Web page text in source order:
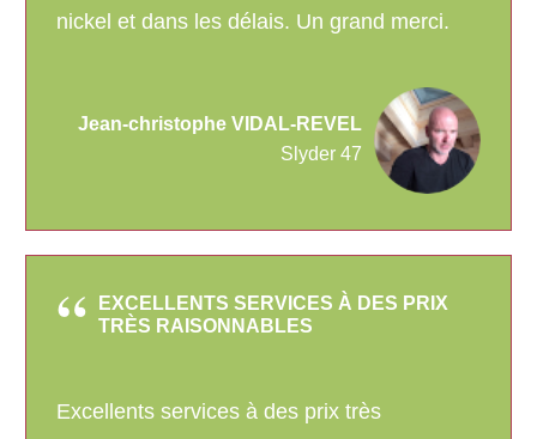
nickel et dans les délais. Un grand merci.
Jean-christophe VIDAL-REVEL
Slyder 47
EXCELLENTS SERVICES À DES PRIX
TRÈS RAISONNABLES
Excellents services à des prix très